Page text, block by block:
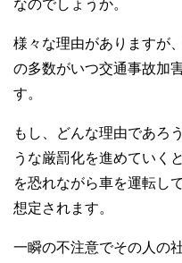
なのでしょうか。
様々な理由がありますが
の多数がいつ交通事故加
す。
もし、どんな理由であろ
うな厳罰化を進めていく
を恐れながら車を運転し
想定されます。
一瞬の不注意でその人の